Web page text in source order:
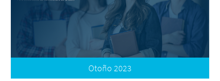
Convocatoria
Otoño 2023